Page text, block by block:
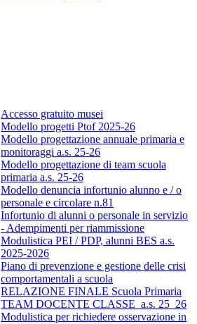
Accesso gratuito musei
Modello progetti Ptof 2025-26
Modello progettazione annuale primaria e
monitoraggi a.s. 25-26
Modello progettazione di team scuola
primaria a.s. 25-26
Modello denuncia infortunio alunno e / o
personale e circolare n.81
Infortunio di alunni o personale in servizio
- Adempimenti per riammissione
Modulistica PEI / PDP, alunni BES a.s.
2025-2026
Piano di prevenzione e gestione delle crisi
comportamentali a scuola
RELAZIONE FINALE Scuola Primaria
TEAM DOCENTE CLASSE_a.s. 25_26
Modulistica per richiedere osservazione in